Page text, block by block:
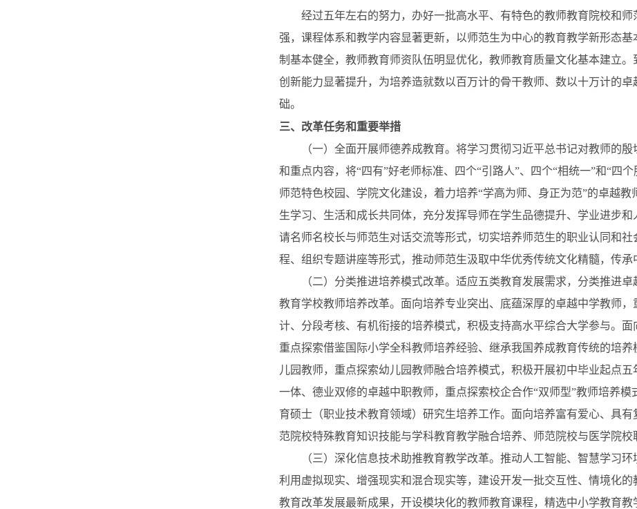
经过五年左右的努力，办好一批高水平、有特色的教师教育院校和师
强，课程体系和教学内容显著更新，以师范生为中心的教育教学新形态
制基本健全，教师教育师资队伍明显优化，教师教育质量文化基本建立。
创新能力显著提升，为培养造就数以百万计的骨干教师、数以十万计的
础。
三、改革任务和重要举措
（一）全面开展师德养成教育。将学习贯彻习近平总书记对教师的殷
和重点内容，将“四有”好老师标准、四个“引路人”、四个“相统一”和“四
师范特色校园、学院文化建设，着力培养“学高为师、身正为范”的卓越
生学习、生活和成长共同体，充分发挥导师在学生品德提升、学业进步
请名师名校长与师范生对话交流等形式，切实培养师范生的职业认同和
程、组织专题讲座等形式，推动师范生汲取中华优秀传统文化精髓，传承
（二）分类推进培养模式改革。适应五类教育发展需求，分类推进卓
教育学校教师培养改革。面向培养专业突出、底蕴深厚的卓越中学教师
计、分段考核、有机衔接的培养模式，积极支持高水平综合大学参与。面
重点探索借鉴国际小学全科教师培养经验、继承我国养成教育传统的培
儿园教师，重点探索幼儿园教师融合培养模式，积极开展初中毕业起点
一体、德业双修的卓越中职教师，重点探索校企合作“双师型”教师培养
育硕士（职业技术教育领域）研究生培养工作。面向培养富有爱心、具
范院校特殊教育知识技能与学科教育教学融合培养、师范院校与医学院校
（三）深化信息技术助推教育教学改革。推动人工智能、智慧学习环
利用虚拟现实、增强现实和混合现实等，建设开发一批交互性、情境化
教育改革发展最新成果，开设模块化的教师教育课程，精选中小学教育